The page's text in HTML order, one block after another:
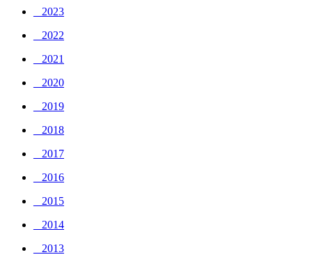
_ 2023
_ 2022
_ 2021
_ 2020
_ 2019
_ 2018
_ 2017
_ 2016
_ 2015
_ 2014
_ 2013